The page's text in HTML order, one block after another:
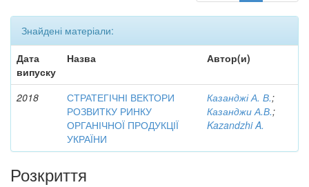
Знайдені матеріали:
Дата
випуску
Назва Автор(и)
2018
СТРАТЕГІЧНІ ВЕКТОРИ
РОЗВИТКУ РИНКУ
ОРГАНІЧНОЇ ПРОДУКЦІЇ
УКРАЇНИ
Казанджі А. В.;
Казанджи А.В.;
Kazandzhi A.
Розкриття